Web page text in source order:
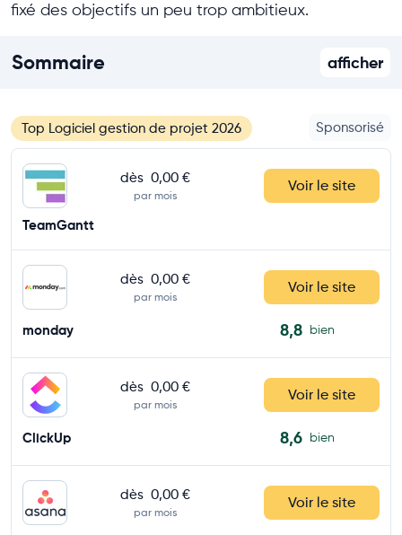
fixé des objectifs un peu trop ambitieux.
Sommaire afficher
Top Logiciel gestion de projet 2026 Sponsorisé
dès 0,00 €
par mois
Voir le site
TeamGantt
dès 0,00 €
par mois
Voir le site
monday 8,8 bien
dès 0,00 €
par mois
Voir le site
ClickUp 8,6 bien
dès 0,00 €
par mois
Voir le site